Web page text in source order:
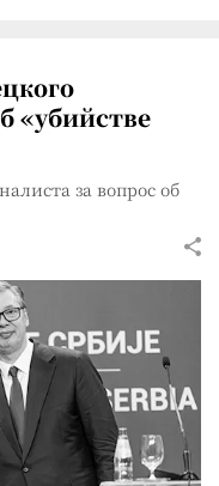
«убийстве
за вопрос об